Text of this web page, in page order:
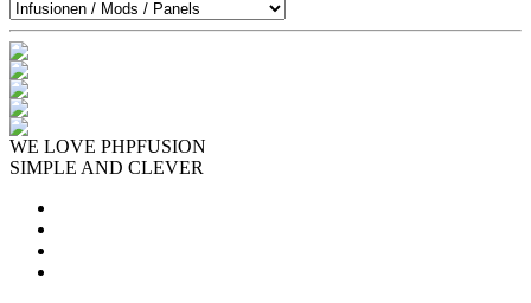
WE LOVE PHPFUSION
SIMPLE AND CLEVER